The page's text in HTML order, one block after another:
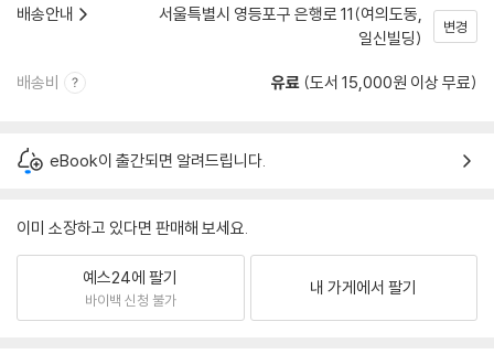
배송안내
서울특별시 영등포구 은행로 11(여의도동,
일신빌딩)
변경
배송비 유료 (도서 15,000원 이상 무료)
eBook이 출간되면 알려드립니다.
이미 소장하고 있다면 판매해 보세요.
예스24에 팔기
바이백 신청 불가
내 가게에서 팔기